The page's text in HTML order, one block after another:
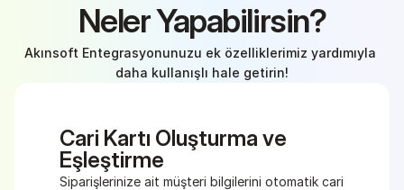
Neler Yapabilirsin?
Akınsoft Entegrasyonunuzu ek özelliklerimiz yardımıyla
daha kullanışlı hale getirin!
Cari Kartı Oluşturma ve
Eşleştirme
Siparişlerinize ait müşteri bilgilerini otomatik cari